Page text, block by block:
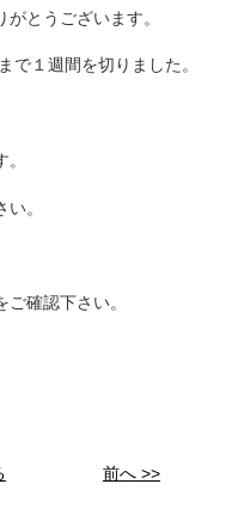
とうございます。
で１週間を切りました。
。
確認下さい。
前へ >>